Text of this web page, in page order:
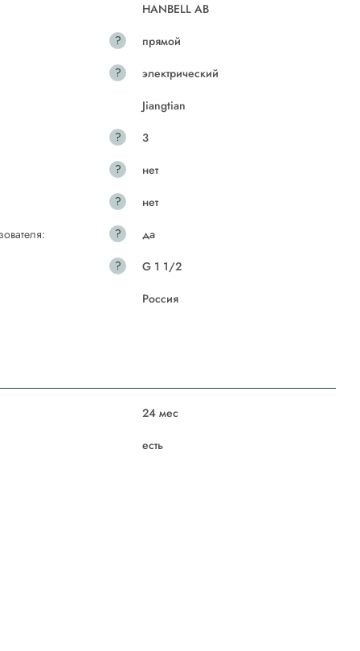
HANBELL AB
?
прямой
?
электрический
Jiangtian
?
3
?
нет
?
нет
?
да
?
G 1 1/2
Россия
24 мес
есть